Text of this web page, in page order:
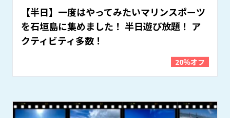
【半日】一度はやってみたいマリンスポーツ
を石垣島に集めました！ 半日遊び放題！ ア
クティビティ多数！
20％オフ